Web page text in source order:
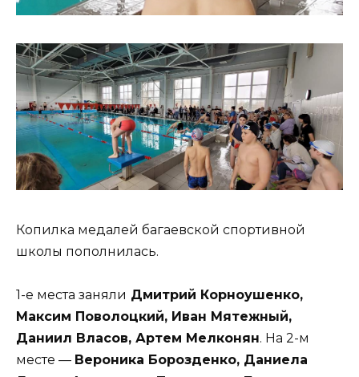
Копилка медалей багаевской спортивной
школы пополнилась.
1-е места заняли Дмитрий Корноушенко,
Максим Поволоцкий, Иван Мятежный,
Даниил Власов, Артем Мелконян. На 2-м
месте — Вероника Борозденко, Даниела